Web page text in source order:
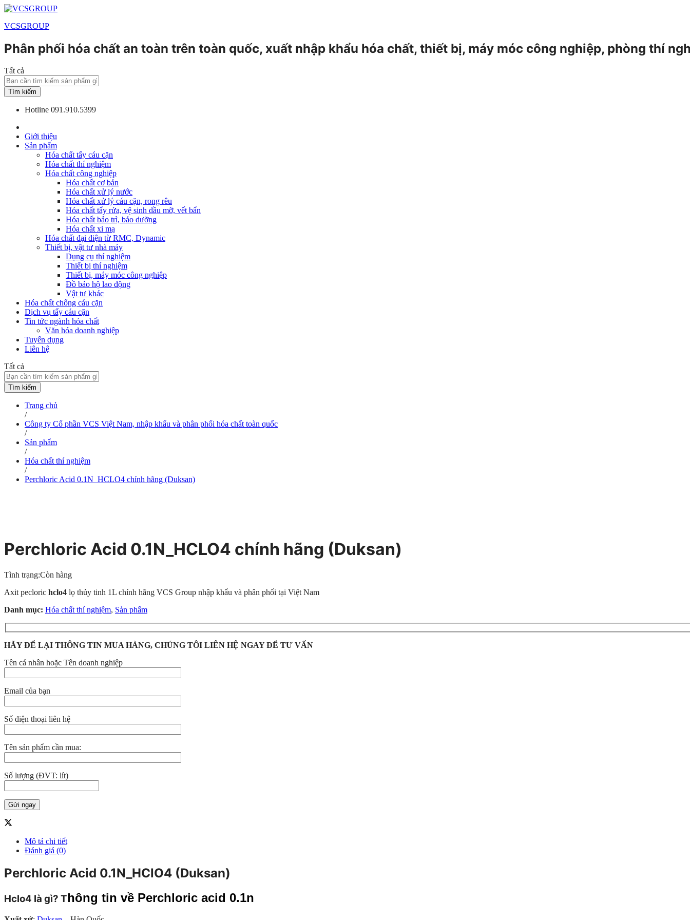
VCSGROUP
Phân phối hóa chất an toàn trên toàn quốc, xuất nhập khẩu hóa chất, thiết bị, máy móc công nghiệp, phòng thí
Tất cả
Tìm kiếm
Hotline 091.910.5399
Giới thiệu
Sản phẩm
Hóa chất tẩy cáu cặn
Hóa chất thí nghiệm
Hóa chất công nghiệp
Hóa chất cơ bản
Hóa chất xử lý nước
Hóa chất xử lý cáu cặn, rong rêu
Hóa chất tẩy rửa, vệ sinh dầu mỡ, vết bẩn
Hóa chất bảo trì, bảo dưỡng
Hóa chất xi mạ
Hóa chất đại diện từ RMC, Dynamic
Thiết bị, vật tư nhà máy
Dụng cụ thí nghiệm
Thiết bị thí nghiệm
Thiết bị, máy móc công nghiệp
Đồ bảo hộ lao động
Vật tư khác
Hóa chất chống cáu cặn
Dịch vụ tẩy cáu cặn
Tin tức ngành hóa chất
Văn hóa doanh nghiệp
Tuyển dụng
Liên hệ
Tất cả
Tìm kiếm
Trang chủ
/
Công ty Cổ phần VCS Việt Nam, nhập khẩu và phân phối hóa chất toàn quốc
/
Sản phẩm
/
Hóa chất thí nghiệm
/
Perchloric Acid 0.1N_HCLO4 chính hãng (Duksan)
Perchloric Acid 0.1N_HCLO4 chính hãng (Duksan)
Tình trạng:Còn hàng
Axit pecloric hclo4 lọ thủy tinh 1L chính hãng VCS Group nhập khẩu và phân phối tại Việt Nam
Danh mục: Hóa chất thí nghiệm, Sản phẩm
HÃY ĐỂ LẠI THÔNG TIN MUA HÀNG, CHÚNG TÔI LIÊN HỆ NGAY ĐỂ TƯ VẤN
Tên cá nhân hoặc Tên doanh nghiệp
Email của bạn
Số điện thoại liên hệ
Tên sản phẩm cần mua:
Số lượng (ĐVT: lít)
Mô tả chi tiết
Đánh giá (0)
Perchloric Acid 0.1N_HClO4 (Duksan)
Hclo4 là gì? Thông tin về Perchloric acid 0.1n